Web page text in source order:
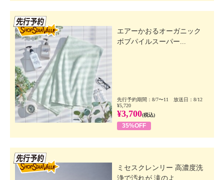
エアーかおるオーガニック
ボブパイルスーパー...
先行予約期間：8/7〜11 放送日：8/12
¥5,720
¥3,700(税込)
35%OFF
ミセスクレンリー 高濃度洗
浄で汚れが 滝のよ...